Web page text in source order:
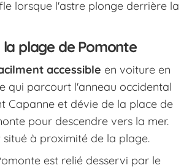
lorsque l'astre plonge derrière la
la plage de Pomonte
accessible en voiture en
qui parcourt l'anneau occidental
Capanne et dévie de la place de
pour descendre vers la mer.
situé à proximité de la plage.
est relié desservi par le